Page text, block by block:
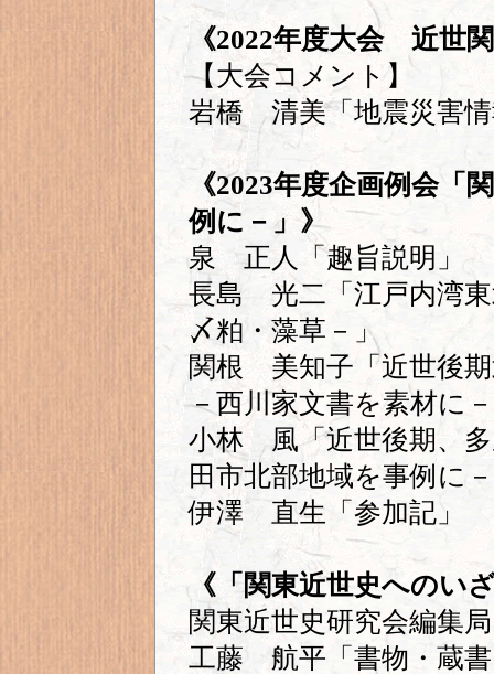
《2022年度大会 近世
【大会コメント】
岩橋 清美「地震災害
《2023年度企画例会「
例に－」》
泉 正人「趣旨説明」
長島 光二「江戸内湾東
〆粕・藻草－」
関根 美知子「近世後期
－西川家文書を素材に
小林 風「近世後期、多
田市北部地域を事例に
伊澤 直生「参加記」
《「関東近世史へのい
関東近世史研究会編集
工藤 航平「書物・蔵